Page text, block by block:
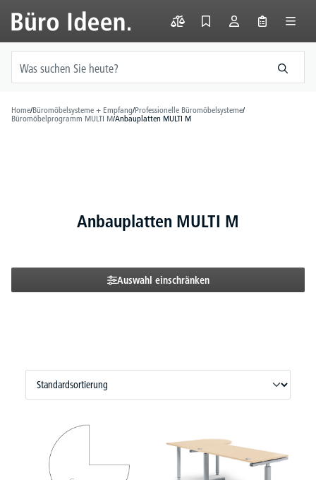
springen
Home/Büromöbelsysteme + Empfang/Professionelle Büromöbelsysteme/
Büromöbelprogramm MULTI M/Anbauplatten MULTI M
Anbauplatten MULTI M
Auswahl einschränken